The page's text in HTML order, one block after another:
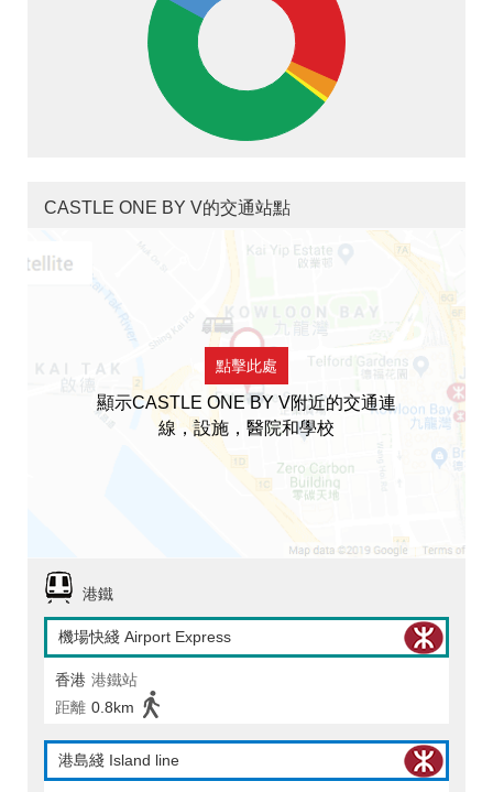
CASTLE ONE BY V的交通站點
點擊此處
顯示CASTLE ONE BY V附近的交通連
線，設施，醫院和學校
港鐵
機場快綫 Airport Express
香港 港鐵站
距離 0.8km
港島綫 Island line